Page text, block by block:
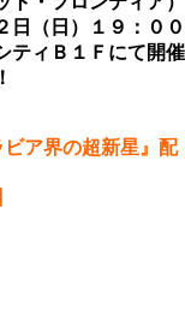
日（日）１９：００
ティＢ１Ｆにて開催
ア界の超新星』配